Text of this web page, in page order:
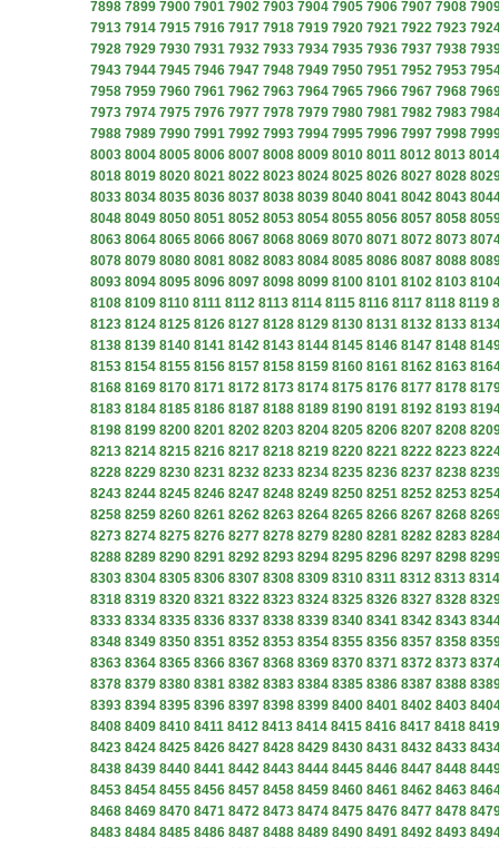
7898 7899 7900 7901 7902 7903 7904 7905 7906 7907 7908
7913 7914 7915 7916 7917 7918 7919 7920 7921 7922 7923
7928 7929 7930 7931 7932 7933 7934 7935 7936 7937 7938
7943 7944 7945 7946 7947 7948 7949 7950 7951 7952 7953
7958 7959 7960 7961 7962 7963 7964 7965 7966 7967 7968
7973 7974 7975 7976 7977 7978 7979 7980 7981 7982 7983
7988 7989 7990 7991 7992 7993 7994 7995 7996 7997 7998
8003 8004 8005 8006 8007 8008 8009 8010 8011 8012 8013 8014
8018 8019 8020 8021 8022 8023 8024 8025 8026 8027 8028
8033 8034 8035 8036 8037 8038 8039 8040 8041 8042 8043
8048 8049 8050 8051 8052 8053 8054 8055 8056 8057 8058
8063 8064 8065 8066 8067 8068 8069 8070 8071 8072 8073
8078 8079 8080 8081 8082 8083 8084 8085 8086 8087 8088
8093 8094 8095 8096 8097 8098 8099 8100 8101 8102 8103
8108 8109 8110 8111 8112 8113 8114 8115 8116 8117 8118 8119
8123 8124 8125 8126 8127 8128 8129 8130 8131 8132 8133
8138 8139 8140 8141 8142 8143 8144 8145 8146 8147 8148
8153 8154 8155 8156 8157 8158 8159 8160 8161 8162 8163
8168 8169 8170 8171 8172 8173 8174 8175 8176 8177 8178
8183 8184 8185 8186 8187 8188 8189 8190 8191 8192 8193
8198 8199 8200 8201 8202 8203 8204 8205 8206 8207 8208
8213 8214 8215 8216 8217 8218 8219 8220 8221 8222 8223
8228 8229 8230 8231 8232 8233 8234 8235 8236 8237 8238
8243 8244 8245 8246 8247 8248 8249 8250 8251 8252 8253
8258 8259 8260 8261 8262 8263 8264 8265 8266 8267 8268
8273 8274 8275 8276 8277 8278 8279 8280 8281 8282 8283
8288 8289 8290 8291 8292 8293 8294 8295 8296 8297 8298
8303 8304 8305 8306 8307 8308 8309 8310 8311 8312 8313 8314
8318 8319 8320 8321 8322 8323 8324 8325 8326 8327 8328
8333 8334 8335 8336 8337 8338 8339 8340 8341 8342 8343
8348 8349 8350 8351 8352 8353 8354 8355 8356 8357 8358
8363 8364 8365 8366 8367 8368 8369 8370 8371 8372 8373
8378 8379 8380 8381 8382 8383 8384 8385 8386 8387 8388
8393 8394 8395 8396 8397 8398 8399 8400 8401 8402 8403
8408 8409 8410 8411 8412 8413 8414 8415 8416 8417 8418 8419
8423 8424 8425 8426 8427 8428 8429 8430 8431 8432 8433
8438 8439 8440 8441 8442 8443 8444 8445 8446 8447 8448
8453 8454 8455 8456 8457 8458 8459 8460 8461 8462 8463
8468 8469 8470 8471 8472 8473 8474 8475 8476 8477 8478
8483 8484 8485 8486 8487 8488 8489 8490 8491 8492 8493